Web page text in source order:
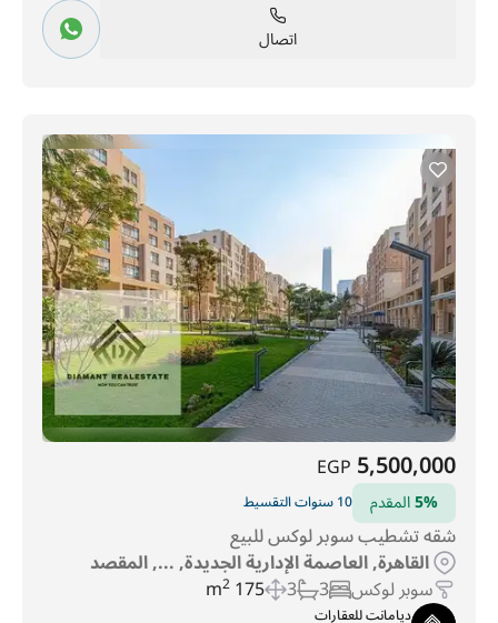
اتصال
5,500,000
EGP
5%المقدم 10 سنوات التقسيط
شقه تشطيب سوبر لوكس للبيع
القاهرة, العاصمة الإدارية الجديدة, ..., المقصد
سوبر لوكس 3
3
175 m
2
ديامانت للعقارات